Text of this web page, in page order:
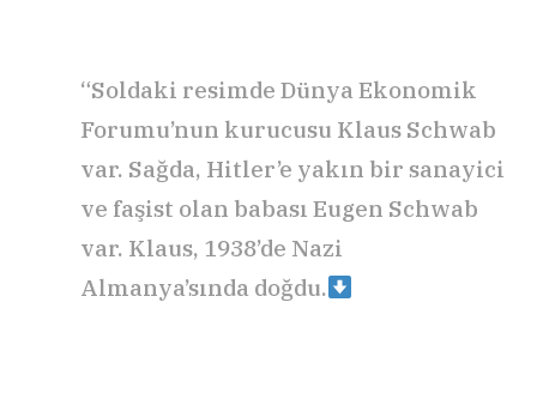
“Soldaki resimde Dünya Ekonomik
Forumu’nun kurucusu Klaus Schwab
var. Sağda, Hitler’e yakın bir sanayici
ve faşist olan babası Eugen Schwab
var. Klaus, 1938’de Nazi
Almanya’sında doğdu.